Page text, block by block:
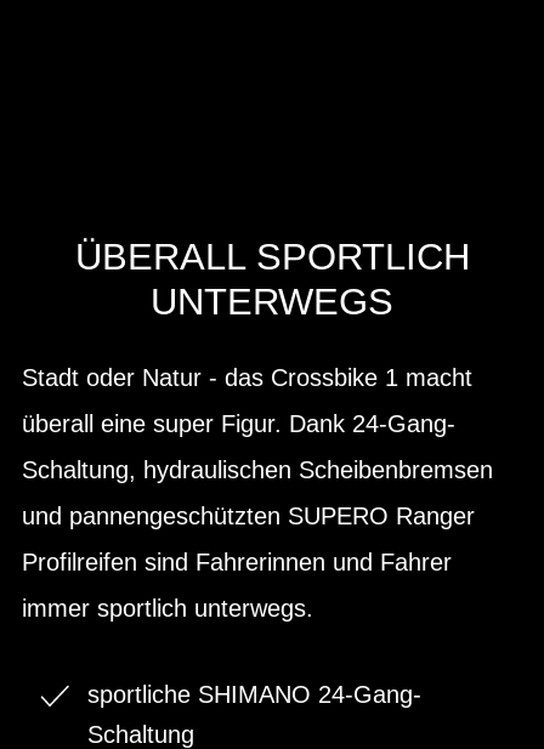
ÜBERALL SPORTLICH
UNTERWEGS
Stadt oder Natur - das Crossbike 1 macht
überall eine super Figur. Dank 24-Gang-
Schaltung, hydraulischen Scheibenbremsen
und pannengeschützten SUPERO Ranger
Profilreifen sind Fahrerinnen und Fahrer
immer sportlich unterwegs.
sportliche SHIMANO 24-Gang-
Schaltung